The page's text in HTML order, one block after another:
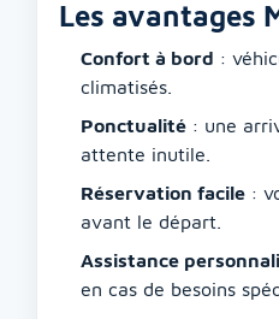
Les avantages
Confort à bord :
climatisés.
Ponctualité : une
attente inutile.
Réservation facile :
avant le départ.
Assistance
en cas de besoins